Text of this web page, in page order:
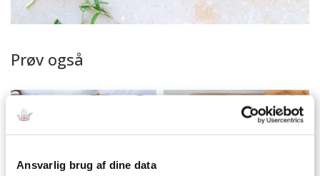
Ansvarlig brug af dine data
Prøv også